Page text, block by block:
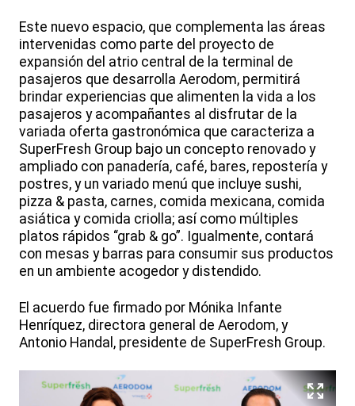
Este nuevo espacio, que complementa las áreas
intervenidas como parte del proyecto de
expansión del atrio central de la terminal de
pasajeros que desarrolla Aerodom, permitirá
brindar experiencias que alimenten la vida a los
pasajeros y acompañantes al disfrutar de la
variada oferta gastronómica que caracteriza a
SuperFresh Group bajo un concepto renovado y
ampliado con panadería, café, bares, repostería y
postres, y un variado menú que incluye sushi,
pizza & pasta, carnes, comida mexicana, comida
asiática y comida criolla; así como múltiples
platos rápidos “grab & go”. Igualmente, contará
con mesas y barras para consumir sus productos
en un ambiente acogedor y distendido.
El acuerdo fue firmado por Mónika Infante
Henríquez, directora general de Aerodom, y
Antonio Handal, presidente de SuperFresh Group.